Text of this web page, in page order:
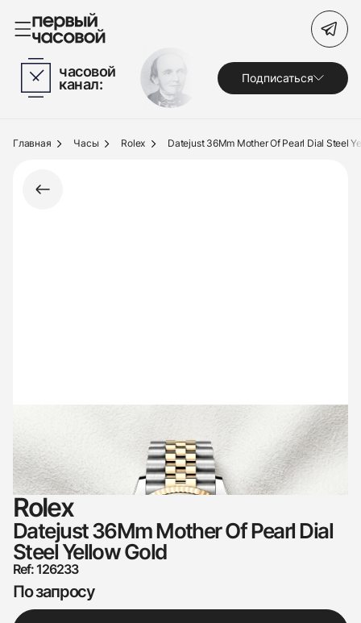
Часы
Украшения
Под заказ
Поиск по сайту
часовой
канал: Подписаться
Главная Часы Rolex Datejust 36Mm Mother Of Pearl Dial Steel
Rolex
Datejust 36Mm Mother Of Pearl Dial
Steel Yellow Gold
Ref: 126233
По запросу